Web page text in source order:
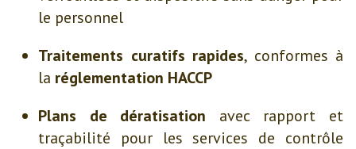
le personnel
Traitements curatifs rapides, conformes à
la réglementation HACCP
Plans de dératisation avec rapport et
traçabilité pour les services de contrôle